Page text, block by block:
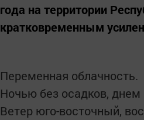
года на территории
кратковременным
Переменная облачность.
Ночью без осадков,
Ветер юго-восточный,